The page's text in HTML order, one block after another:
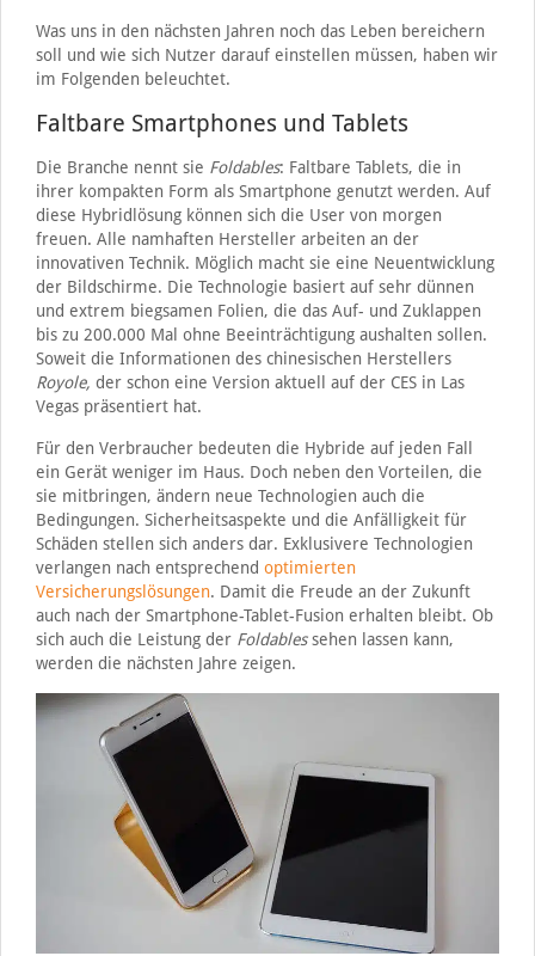
Was uns in den nächsten Jahren noch das Leben bereichern
soll und wie sich Nutzer darauf einstellen müssen, haben wir
im Folgenden beleuchtet.
Faltbare Smartphones und Tablets
Die Branche nennt sie Foldables: Faltbare Tablets, die in
ihrer kompakten Form als Smartphone genutzt werden. Auf
diese Hybridlösung können sich die User von morgen
freuen. Alle namhaften Hersteller arbeiten an der
innovativen Technik. Möglich macht sie eine Neuentwicklung
der Bildschirme. Die Technologie basiert auf sehr dünnen
und extrem biegsamen Folien, die das Auf- und Zuklappen
bis zu 200.000 Mal ohne Beeinträchtigung aushalten sollen.
Soweit die Informationen des chinesischen Herstellers
Royole, der schon eine Version aktuell auf der CES in Las
Vegas präsentiert hat.
Für den Verbraucher bedeuten die Hybride auf jeden Fall
ein Gerät weniger im Haus. Doch neben den Vorteilen, die
sie mitbringen, ändern neue Technologien auch die
Bedingungen. Sicherheitsaspekte und die Anfälligkeit für
Schäden stellen sich anders dar. Exklusivere Technologien
verlangen nach entsprechend optimierten
Versicherungslösungen. Damit die Freude an der Zukunft
auch nach der Smartphone-Tablet-Fusion erhalten bleibt. Ob
sich auch die Leistung der Foldablessehen lassen kann,
werden die nächsten Jahre zeigen.